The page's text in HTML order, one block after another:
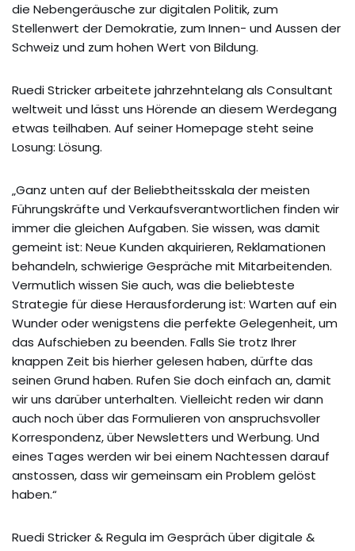
die Nebengeräusche zur digitalen Politik, zum
Stellenwert der Demokratie, zum Innen- und Aussen der
Schweiz und zum hohen Wert von Bildung.
Ruedi Stricker arbeitete jahrzehntelang als Consultant
weltweit und lässt uns Hörende an diesem Werdegang
etwas teilhaben. Auf seiner Homepage steht seine
Losung: Lösung.
„Ganz unten auf der Beliebtheitsskala der meisten
Führungskräfte und Verkaufsverantwortlichen finden wir
immer die gleichen Aufgaben. Sie wissen, was damit
gemeint ist: Neue Kunden akquirieren, Reklamationen
behandeln, schwierige Gespräche mit Mitarbeitenden.
Vermutlich wissen Sie auch, was die beliebteste
Strategie für diese Herausforderung ist: Warten auf ein
Wunder oder wenigstens die perfekte Gelegenheit, um
das Aufschieben zu beenden. Falls Sie trotz Ihrer
knappen Zeit bis hierher gelesen haben, dürfte das
seinen Grund haben. Rufen Sie doch einfach an, damit
wir uns darüber unterhalten. Vielleicht reden wir dann
auch noch über das Formulieren von anspruchsvoller
Korrespondenz, über Newsletters und Werbung. Und
eines Tages werden wir bei einem Nachtessen darauf
anstossen, dass wir gemeinsam ein Problem gelöst
haben.“
Ruedi Stricker & Regula im Gespräch über digitale &